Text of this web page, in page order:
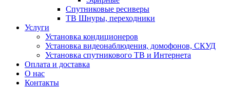
Спутниковые ресиверы
ТВ Шнуры, переходники
Услуги
Установка кондиционеров
Установка видеонаблюдения, домофонов, СКУД
Установка спутникового ТВ и Интернета
Оплата и доставка
О нас
Контакты